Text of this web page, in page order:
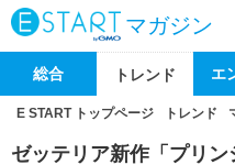
マガジン
総合 トレンド エ
E START トップページ トレンド
ゼッテリア新作「プリ